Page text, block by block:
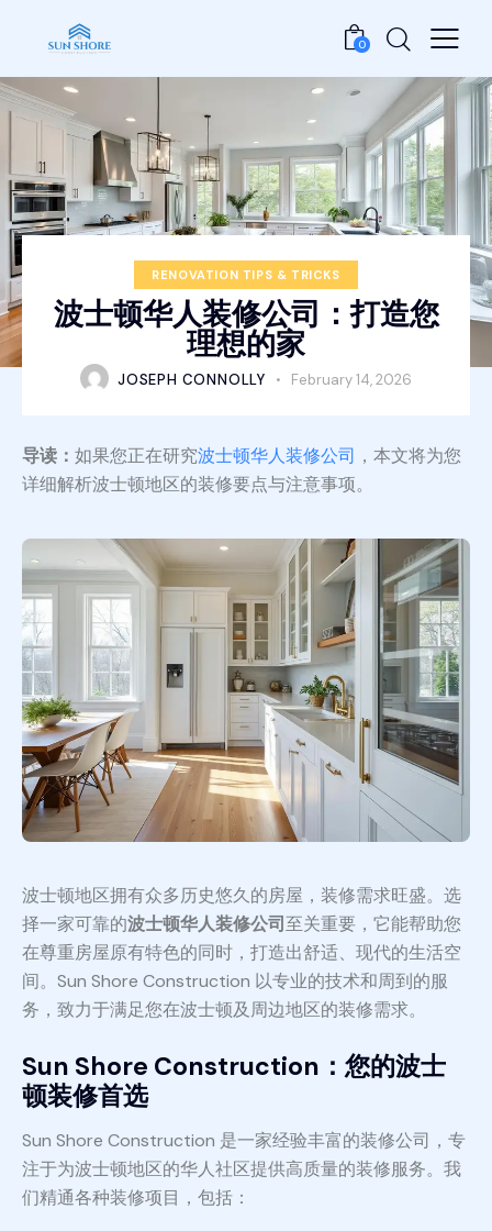
0
RENOVATION TIPS & TRICKS
波士顿华人装修公司：打造您
理想的家
JOSEPH CONNOLLY February 14, 2026
导读： 如果您正在研究波士顿华人装修公司 ，本文将为您
详细解析波士顿地区的装修要点与注意事项。
波士顿地区拥有众多历史悠久的房屋，装修需求旺盛。选
择一家可靠的波士顿华人装修公司至关重要，它能帮助您
在尊重房屋原有特色的同时，打造出舒适、现代的生活空
间。Sun Shore Construction 以专业的技术和周到的服
务，致力于满足您在波士顿及周边地区的装修需求。
Sun Shore Construction：您的波士
顿装修首选
Sun Shore Construction 是一家经验丰富的装修公司，专
注于为波士顿地区的华人社区提供高质量的装修服务。我
们精通各种装修项目，包括：